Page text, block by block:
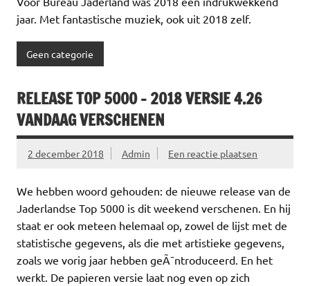
jaar. Met fantastische muziek, ook uit 2018 zelf.
Geen categorie
RELEASE TOP 5000 – 2018 VERSIE 4.26
VANDAAG VERSCHENEN
2 december 2018 Admin Een reactie plaatsen
We hebben woord gehouden: de nieuwe release van de
Jaderlandse Top 5000 is dit weekend verschenen. En hij
staat er ook meteen helemaal op, zowel de lijst met de
statistische gegevens, als die met artistieke gegevens,
zoals we vorig jaar hebben geÃ¯ntroduceerd. En het
werkt. De papieren versie laat nog even op zich